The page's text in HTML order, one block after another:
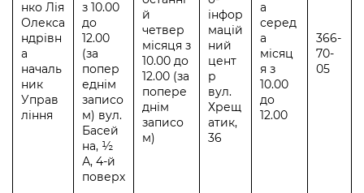
нко Лія
Олекса
ндрівн
а
началь
ник
Управ
ління
з 10.00
до
12.00
(за
попер
еднім
записо
м) вул.
Басей
на, ½
А, 4-й
поверх
й
четвер
місяця з
10.00 до
12.00 (за
попере
днім
записо
м)
інфор
мацій
ний
цент
р
вул.
Хрещ
атик,
36
а
серед
а
місяц
я з
10.00
до
12.00
366-
70-
05